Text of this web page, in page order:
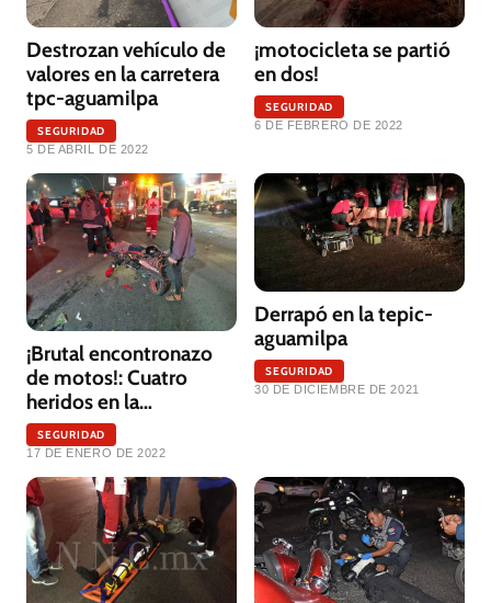
Destrozan vehículo de
valores en la carretera
tpc-aguamilpa
SEGURIDAD
5 DE ABRIL DE 2022
¡motocicleta se partió
en dos!
SEGURIDAD
6 DE FEBRERO DE 2022
¡Brutal encontronazo
de motos!: Cuatro
heridos en la
Aguamilpa
SEGURIDAD
17 DE ENERO DE 2022
Derrapó en la tepic-
aguamilpa
SEGURIDAD
30 DE DICIEMBRE DE 2021